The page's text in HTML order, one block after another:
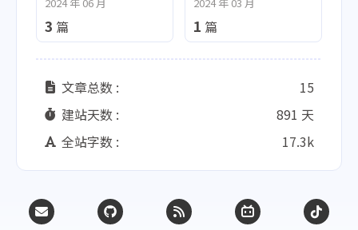
3 篇 1 篇
文章总数 :
15
建站天数 :
891 天
全站字数 :
17.3k